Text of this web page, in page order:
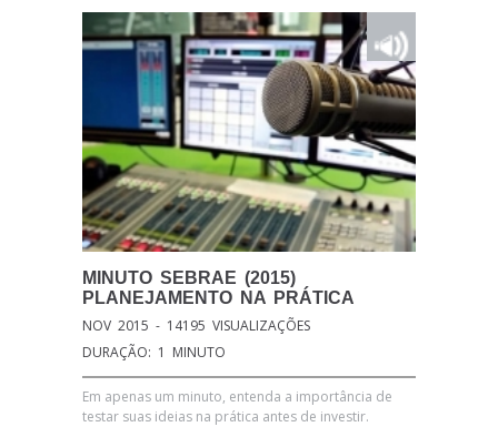
MINUTO SEBRAE (2015)
PLANEJAMENTO NA PRÁTICA
NOV 2015 - 14195 VISUALIZAÇÕES
DURAÇÃO: 1 MINUTO
Em apenas um minuto, entenda a importância de
testar suas ideias na prática antes de investir.